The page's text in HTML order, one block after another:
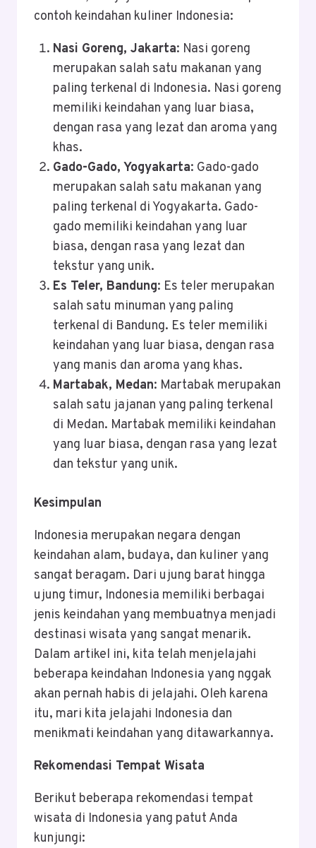
contoh keindahan kuliner Indonesia:
Nasi Goreng, Jakarta: Nasi goreng
merupakan salah satu makanan yang
paling terkenal di Indonesia. Nasi goreng
memiliki keindahan yang luar biasa,
dengan rasa yang lezat dan aroma yang
khas.
Gado-Gado, Yogyakarta: Gado-gado
merupakan salah satu makanan yang
paling terkenal di Yogyakarta. Gado-
gado memiliki keindahan yang luar
biasa, dengan rasa yang lezat dan
tekstur yang unik.
Es Teler, Bandung: Es teler merupakan
salah satu minuman yang paling
terkenal di Bandung. Es teler memiliki
keindahan yang luar biasa, dengan rasa
yang manis dan aroma yang khas.
Martabak, Medan: Martabak merupakan
salah satu jajanan yang paling terkenal
di Medan. Martabak memiliki keindahan
yang luar biasa, dengan rasa yang lezat
dan tekstur yang unik.
Kesimpulan
Indonesia merupakan negara dengan
keindahan alam, budaya, dan kuliner yang
sangat beragam. Dari ujung barat hingga
ujung timur, Indonesia memiliki berbagai
jenis keindahan yang membuatnya menjadi
destinasi wisata yang sangat menarik.
Dalam artikel ini, kita telah menjelajahi
beberapa keindahan Indonesia yang nggak
akan pernah habis di jelajahi. Oleh karena
itu, mari kita jelajahi Indonesia dan
menikmati keindahan yang ditawarkannya.
Rekomendasi Tempat Wisata
Berikut beberapa rekomendasi tempat
wisata di Indonesia yang patut Anda
kunjungi: